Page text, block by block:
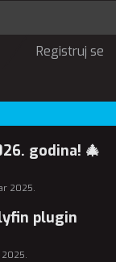
Registruj se
godina! 🎄
2025.
plugin